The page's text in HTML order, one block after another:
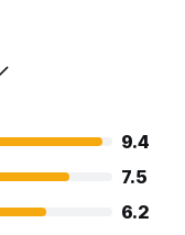
9.4
7.5
6.2